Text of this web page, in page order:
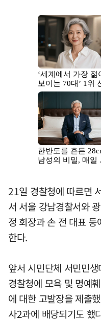
21일 경찰청에 따르면
서 서울 강남경찰서와
정 회장과 손 전 대표
한다.
앞서 시민단체 서민민
경찰청에 모욕 및 명예
에 대한 고발장을 제출
사2과에 배당되기도 했